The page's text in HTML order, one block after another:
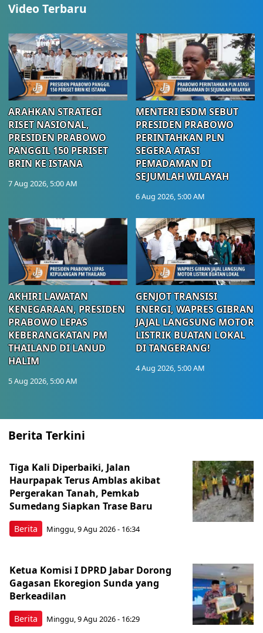
Video Terbaru
ARAHKAN STRATEGI
RISET NASIONAL,
PRESIDEN PRABOWO
PANGGIL 150 PERISET
BRIN KE ISTANA
7 Aug 2026, 5:00 AM
MENTERI ESDM SEBUT
PRESIDEN PRABOWO
PERINTAHKAN PLN
SEGERA ATASI
PEMADAMAN DI
SEJUMLAH WILAYAH
6 Aug 2026, 5:00 AM
AKHIRI LAWATAN
KENEGARAAN, PRESIDEN
PRABOWO LEPAS
KEBERANGKATAN PM
THAILAND DI LANUD
HALIM
5 Aug 2026, 5:00 AM
GENJOT TRANSISI
ENERGI, WAPRES GIBRAN
JAJAL LANGSUNG MOTOR
LISTRIK BUATAN LOKAL
DI TANGERANG!
4 Aug 2026, 5:00 AM
Berita Terkini
Berita
Tiga Kali Diperbaiki, Jalan
Haurpapak Terus Amblas akibat
Pergerakan Tanah, Pemkab
Sumedang Siapkan Trase Baru
Minggu, 9 Agu 2026 - 16:34
Berita
Ketua Komisi I DPRD Jabar Dorong
Gagasan Ekoregion Sunda yang
Berkeadilan
Minggu, 9 Agu 2026 - 16:29